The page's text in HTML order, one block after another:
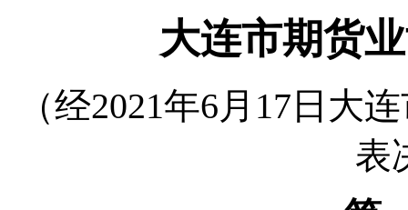
大连市期货
（经2021年6月17日大
表